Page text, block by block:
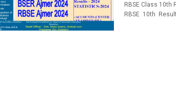
RBSE Class 10th
RBSE 10th